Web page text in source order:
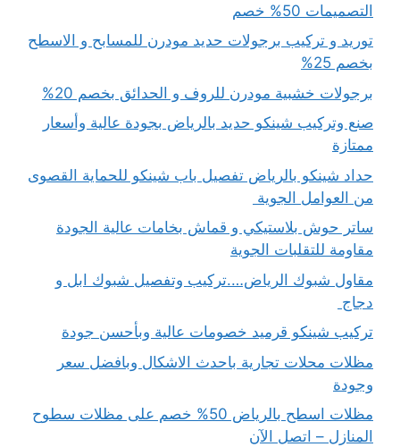
التصميمات 50% خصم
توريد و تركيب برجولات حديد مودرن للمسابح و الاسطح
بخصم 25%
برجولات خشبية مودرن للروف و الحدائق بخصم 20%
صنع وتركيب شينكو حديد بالرياض بجودة عالية وأسعار
ممتازة
حداد شينكو بالرياض تفصيل باب شينكو للحماية القصوى
من العوامل الجوية
ساتر حوش بلاستيكي و قماش بخامات عالية الجودة
مقاومة للتقلبات الجوية
مقاول شبوك الرياض….تركيب وتفصيل شبوك ابل و
دجاج
تركيب شينكو قرميد خصومات عالية وبأحسن جودة
مظلات محلات تجارية باحدث الاشكال وبافضل سعر
وجودة
مظلات اسطح بالرياض 50% خصم على مظلات سطوح
المنازل – اتصل الآن